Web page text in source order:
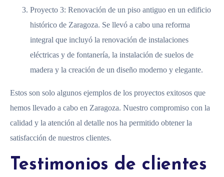
Proyecto 3: Renovación de un piso antiguo en un edificio
histórico de Zaragoza. Se llevó a cabo una reforma
integral que incluyó la renovación de instalaciones
eléctricas y de fontanería, la instalación de suelos de
madera y la creación de un diseño moderno y elegante.
Estos son solo algunos ejemplos de los proyectos exitosos que
hemos llevado a cabo en Zaragoza. Nuestro compromiso con la
calidad y la atención al detalle nos ha permitido obtener la
satisfacción de nuestros clientes.
Testimonios de clientes